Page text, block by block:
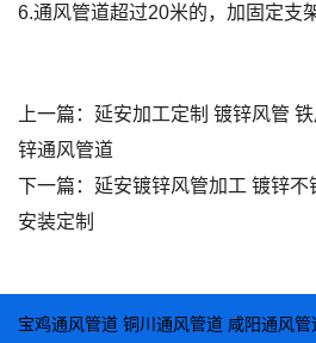
6.通风管道超过20米的，加固定支
上一篇： 延安加工定制 镀锌风管
锌通风管道
下一篇： 延安镀锌风管加工 镀锌
安装定制
宝鸡通风管道 铜川通风管道 咸阳通风管